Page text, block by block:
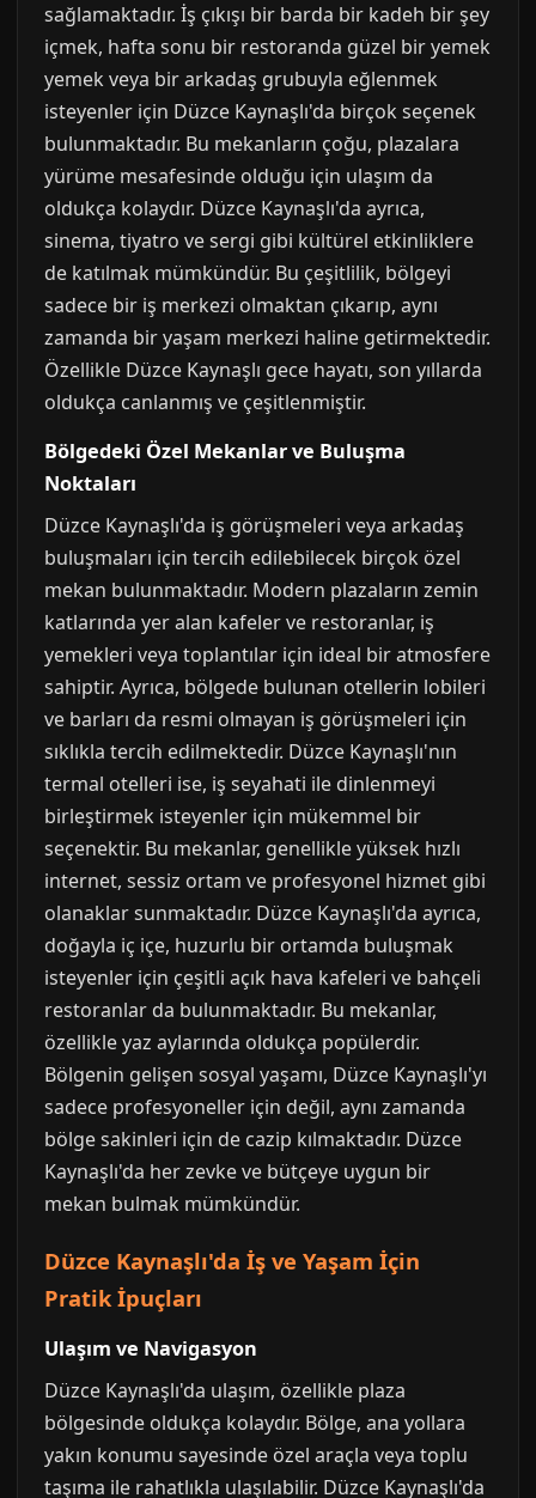
sağlamaktadır. İş çıkışı bir barda bir kadeh bir şey
içmek, hafta sonu bir restoranda güzel bir yemek
yemek veya bir arkadaş grubuyla eğlenmek
isteyenler için Düzce Kaynaşlı'da birçok seçenek
bulunmaktadır. Bu mekanların çoğu, plazalara
yürüme mesafesinde olduğu için ulaşım da
oldukça kolaydır. Düzce Kaynaşlı'da ayrıca,
sinema, tiyatro ve sergi gibi kültürel etkinliklere
de katılmak mümkündür. Bu çeşitlilik, bölgeyi
sadece bir iş merkezi olmaktan çıkarıp, aynı
zamanda bir yaşam merkezi haline getirmektedir.
Özellikle Düzce Kaynaşlı gece hayatı, son yıllarda
oldukça canlanmış ve çeşitlenmiştir.
Bölgedeki Özel Mekanlar ve Buluşma
Noktaları
Düzce Kaynaşlı'da iş görüşmeleri veya arkadaş
buluşmaları için tercih edilebilecek birçok özel
mekan bulunmaktadır. Modern plazaların zemin
katlarında yer alan kafeler ve restoranlar, iş
yemekleri veya toplantılar için ideal bir atmosfere
sahiptir. Ayrıca, bölgede bulunan otellerin lobileri
ve barları da resmi olmayan iş görüşmeleri için
sıklıkla tercih edilmektedir. Düzce Kaynaşlı'nın
termal otelleri ise, iş seyahati ile dinlenmeyi
birleştirmek isteyenler için mükemmel bir
seçenektir. Bu mekanlar, genellikle yüksek hızlı
internet, sessiz ortam ve profesyonel hizmet gibi
olanaklar sunmaktadır. Düzce Kaynaşlı'da ayrıca,
doğayla iç içe, huzurlu bir ortamda buluşmak
isteyenler için çeşitli açık hava kafeleri ve bahçeli
restoranlar da bulunmaktadır. Bu mekanlar,
özellikle yaz aylarında oldukça popülerdir.
Bölgenin gelişen sosyal yaşamı, Düzce Kaynaşlı'yı
sadece profesyoneller için değil, aynı zamanda
bölge sakinleri için de cazip kılmaktadır. Düzce
Kaynaşlı'da her zevke ve bütçeye uygun bir
mekan bulmak mümkündür.
Düzce Kaynaşlı'da İş ve Yaşam İçin
Pratik İpuçları
Ulaşım ve Navigasyon
Düzce Kaynaşlı'da ulaşım, özellikle plaza
bölgesinde oldukça kolaydır. Bölge, ana yollara
yakın konumu sayesinde özel araçla veya toplu
taşıma ile rahatlıkla ulaşılabilir. Düzce Kaynaşlı'da